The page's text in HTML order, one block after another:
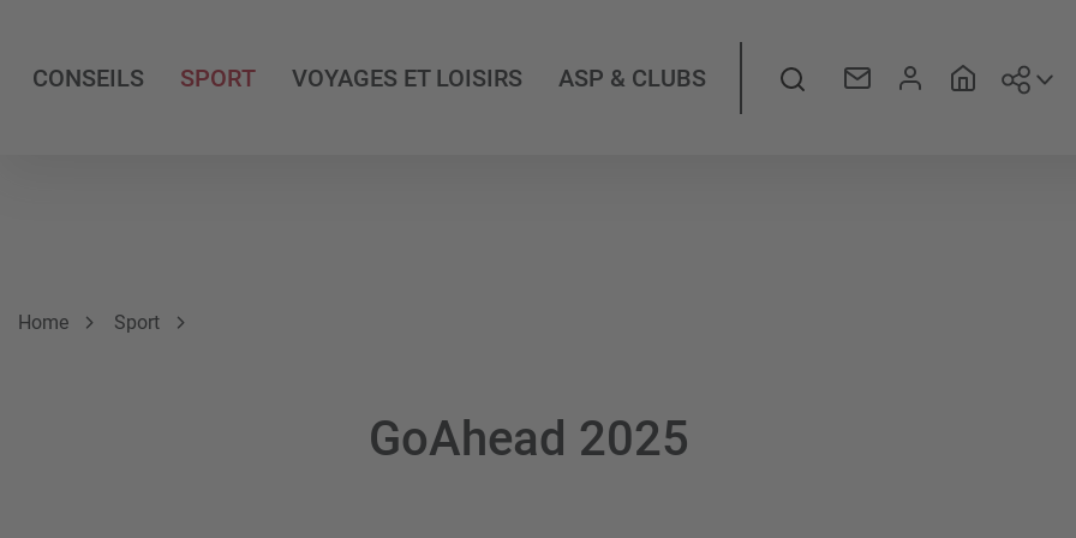
CONSEILS SPORT VOYAGES ET LOISIRS ASP & CLUBS Rechercher
Breadcrumb
Vous êtes ici:
Home Sport
GoAhead 2025